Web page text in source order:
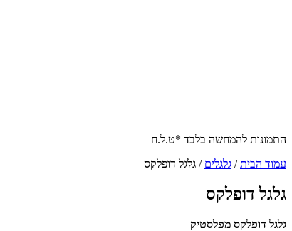
התמונות להמחשה בלבד *ט.ל.ח
עמוד הבית/ גלגלים / גלגל דופלקס
גלגל דופלקס
גלגל דופלקס מפלסטיק